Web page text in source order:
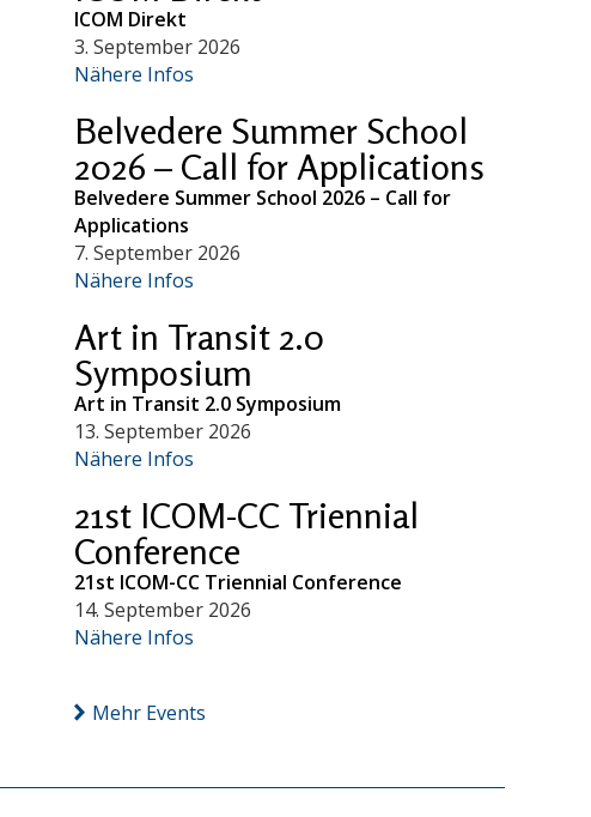
ICOM Direkt
3. September 2026
Nähere Infos
Belvedere Summer School
2026 – Call for Applications
Belvedere Summer School 2026 – Call for
Applications
7. September 2026
Nähere Infos
Art in Transit 2.0
Symposium
Art in Transit 2.0 Symposium
13. September 2026
Nähere Infos
21st ICOM-CC Triennial
Conference
21st ICOM-CC Triennial Conference
14. September 2026
Nähere Infos
Mehr Events